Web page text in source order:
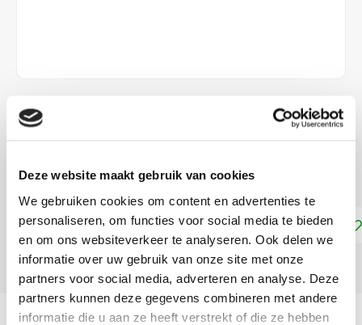
Deze website maakt gebruik van cookies
We gebruiken cookies om content en advertenties te
personaliseren, om functies voor social media te bieden
en om ons websiteverkeer te analyseren. Ook delen we
informatie over uw gebruik van onze site met onze
partners voor social media, adverteren en analyse. Deze
partners kunnen deze gegevens combineren met andere
informatie die u aan ze heeft verstrekt of die ze hebben
€3,10
Ecoline Brush Pen Roze Beige 374Lees meer
Toevoegen aan winkelwagen
DELEN:
Productomschrijving